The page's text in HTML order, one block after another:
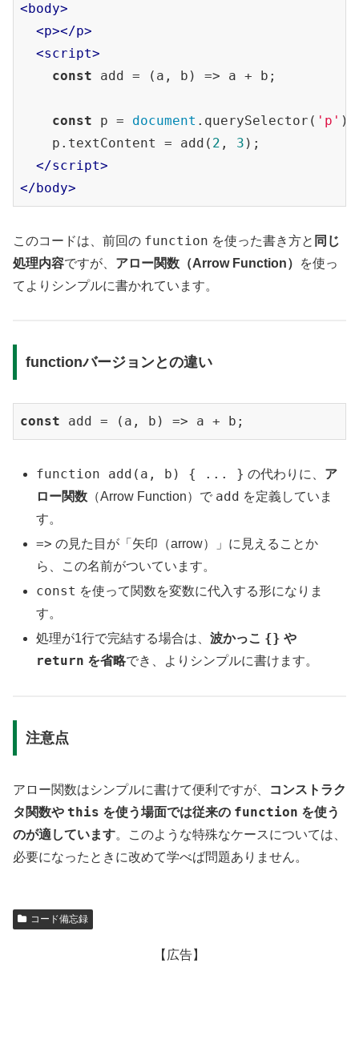
<body>
<p></p>
<script>
const add = ( a, b ) => a + b;
const p = document .querySelector( 'p' );
    p.textContent = add(
2 , 3 );
</script>
</body>
このコードは、前回の function を使った書き方と 同じ
処理内容ですが、 アロー関数（Arrow Function）
を使っ
てよりシンプルに書かれています。
functionバージョンとの違い
const add = ( a, b ) => a + b;
function add(a, b) { ... } の代わりに、 ア
ロー関数 （Arrow Function）で add を定義していま
す。
=> の見た目が「矢印（arrow）」に見えることか
ら、この名前がついています。
const を使って関数を変数に代入する形になりま
す。
処理が1行で完結する場合は、波かっこ {} や
return を省略でき、よりシンプルに書けます。
注意点
アロー関数はシンプルに書けて便利ですが、
コンストラク
タ関数や this を使う場面では従来の function を使う
のが適しています。このような特殊なケースについては、
必要になったときに改めて学べば問題ありません。
コード備忘録
【広告】